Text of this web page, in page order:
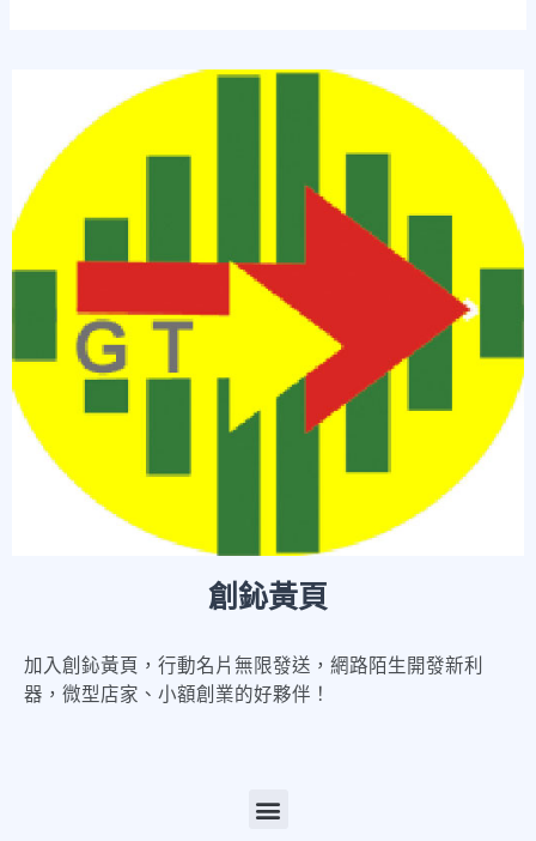
創鈊黃頁
加入創鈊黃頁，行動名片無限發送，網路陌生開發新利
器，微型店家、小額創業的好夥伴！